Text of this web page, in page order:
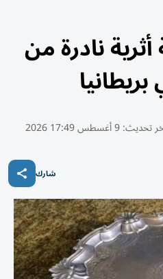
أثرية نادرة من
تحديث:9 أغسطس 17:49 2026
شارك